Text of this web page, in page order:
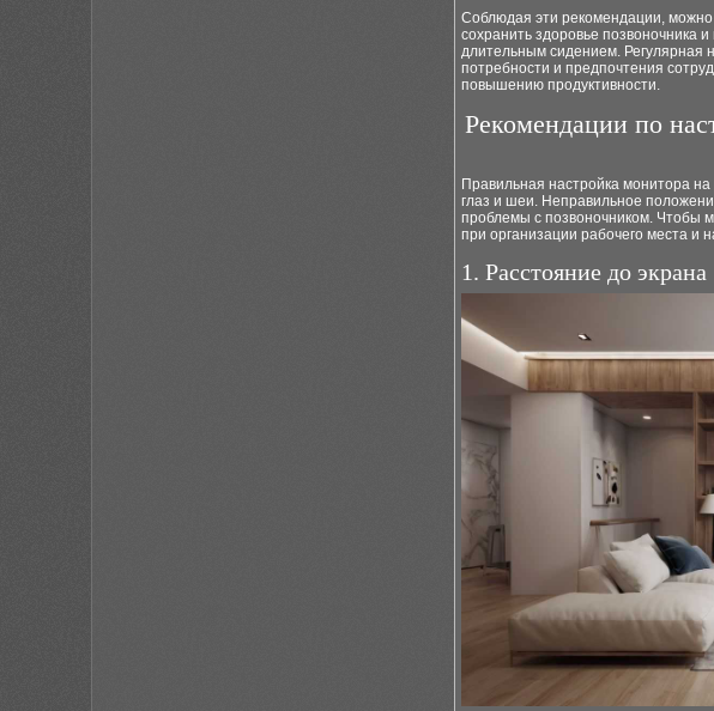
Соблюдая эти рекомендации,
сохранить здоровье позвоночника
длительным сидением. Регулярная
потребности и предпочтения
повышению продуктивности.
Рекомендации по
Правильная настройка монитора
глаз и шеи. Неправильное
проблемы с позвоночником. Чтобы
при организации рабочего места и
1. Расстояние до экрана